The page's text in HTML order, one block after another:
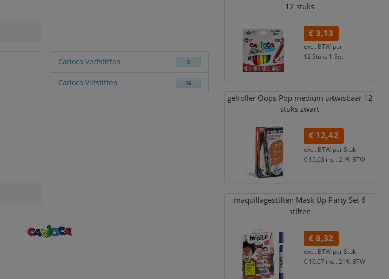
Carioca Verfstiften 3
Carioca Viltstiften 16
12 stuks
€ 3,13
excl. BTW per
12 Stuks 1 Set
gelroller Oops Pop medium uitwisbaar 12
stuks zwart
€ 12,42
excl. BTW per Stuk
€ 15,03 incl. 21% BTW
maquillagestiften Mask Up Party Set 6
stiften
€ 8,32
excl. BTW per Stuk
€ 10,07 incl. 21% BTW